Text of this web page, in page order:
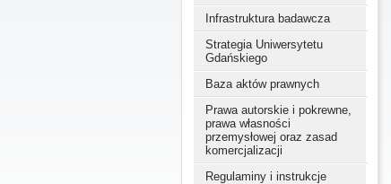
Infrastruktura badawcza
Strategia Uniwersytetu
Gdańskiego
Baza aktów prawnych
Prawa autorskie i pokrewne,
prawa własności
przemysłowej oraz zasad
komercjalizacji
Regulaminy i instrukcje